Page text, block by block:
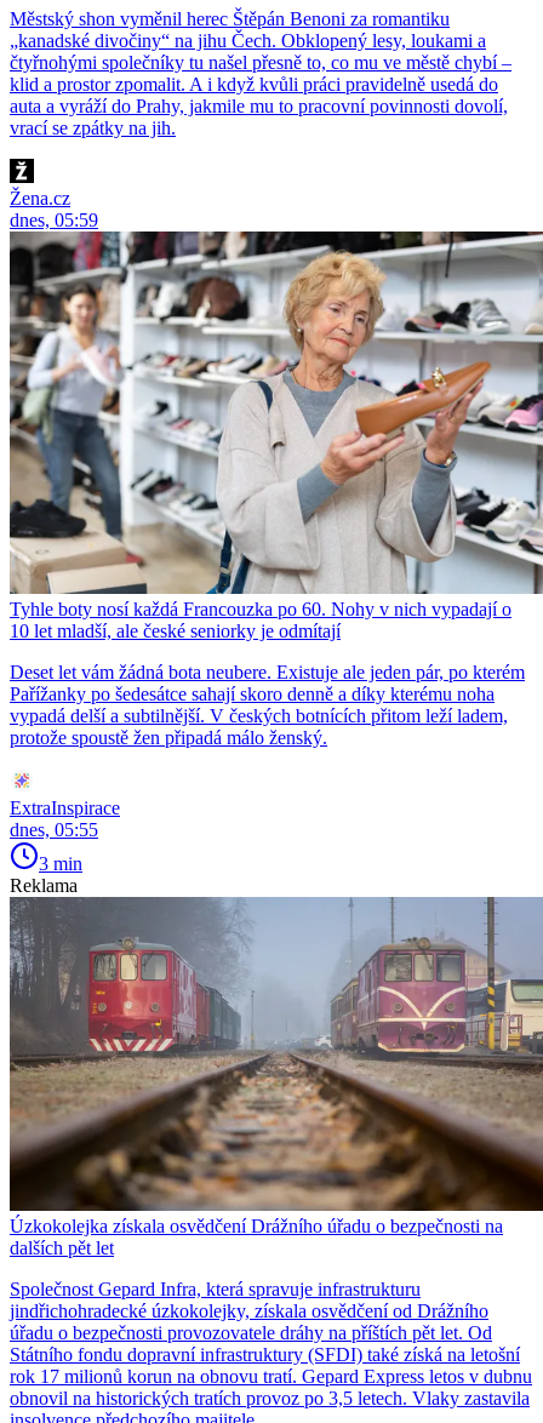
Městský shon vyměnil herec Štěpán Benoni za romantiku
„kanadské divočiny“ na jihu Čech. Obklopený lesy, loukami a
čtyřnohými společníky tu našel přesně to, co mu ve městě chybí –
klid a prostor zpomalit. A i když kvůli práci pravidelně usedá do
auta a vyráží do Prahy, jakmile mu to pracovní povinnosti dovolí,
vrací se zpátky na jih.
Žena.cz
dnes, 05:59
Tyhle boty nosí každá Francouzka po 60. Nohy v nich vypadají o
10 let mladší, ale české seniorky je odmítají
Deset let vám žádná bota neubere. Existuje ale jeden pár, po kterém
Pařížanky po šedesátce sahají skoro denně a díky kterému noha
vypadá delší a subtilnější. V českých botnících přitom leží ladem,
protože spoustě žen připadá málo ženský.
ExtraInspirace
dnes, 05:55
3 min
Reklama
Úzkokolejka získala osvědčení Drážního úřadu o bezpečnosti na
dalších pět let
Společnost Gepard Infra, která spravuje infrastrukturu
jindřichohradecké úzkokolejky, získala osvědčení od Drážního
úřadu o bezpečnosti provozovatele dráhy na příštích pět let. Od
Státního fondu dopravní infrastruktury (SFDI) také získá na letošní
rok 17 milionů korun na obnovu tratí. Gepard Express letos v dubnu
obnovil na historických tratích provoz po 3,5 letech. Vlaky zastavila